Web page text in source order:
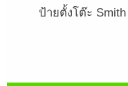
ป้ายตั้งโต๊ะ